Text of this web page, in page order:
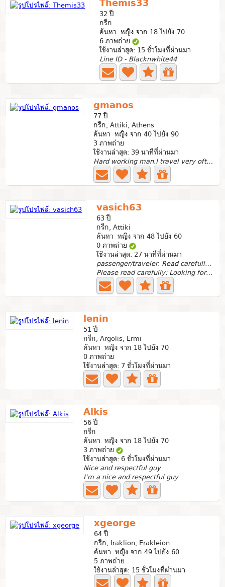
32 ปี
กรีก
ค้นหา หญิง จาก 18 ไปยัง 70
6 ภาพถ่าย
ใช้งานล่าสุด: 15 ชั่วโมงที่ผ่านมา
Line ID - Blacknwhite44
gmanos
77 ปี
กรีก, Attiki, Athens
ค้นหา หญิง จาก 40 ไปยัง 90
3 ภาพถ่าย
ใช้งานล่าสุด: 39 นาทีที่ผ่านมา
Hard working man.I travel very often due to my...
vasich63
63 ปี
กรีก, Attiki
ค้นหา หญิง จาก 48 ไปยัง 60
0 ภาพถ่าย
ใช้งานล่าสุด: 27 นาทีที่ผ่านมา
passenger/traveler. Read carefully my profile.
Please read carefully: Looking for a partner in crime....
lenin
51 ปี
กรีก, Argolis, Ermi
ค้นหา หญิง จาก 18 ไปยัง 70
0 ภาพถ่าย
ใช้งานล่าสุด: 7 ชั่วโมงที่ผ่านมา
Alkis
56 ปี
กรีก
ค้นหา หญิง จาก 18 ไปยัง 70
3 ภาพถ่าย
ใช้งานล่าสุด: 6 ชั่วโมงที่ผ่านมา
Nice and respectful guy
I'm a nice and respectful guy
xgeorge
64 ปี
กรีก, Iraklion, Erakleion
ค้นหา หญิง จาก 49 ไปยัง 60
5 ภาพถ่าย
ใช้งานล่าสุด: 15 ชั่วโมงที่ผ่านมา